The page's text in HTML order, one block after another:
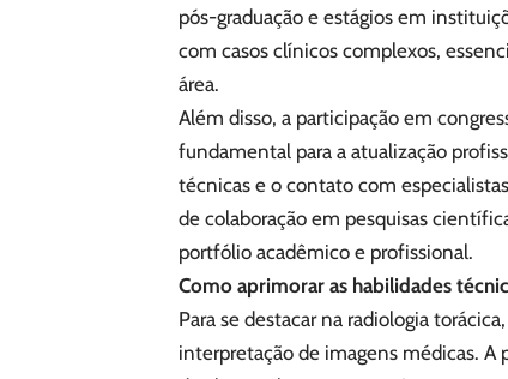
pós-graduação e estágios em
com casos clínicos complexos,
área.
Além disso, a participação em
fundamental para a atualização
técnicas e o contato com
de colaboração em pesquisas
portfólio acadêmico e profissional.
Como aprimorar as habilidades
Para se destacar na radiologia
interpretação de imagens médicas.